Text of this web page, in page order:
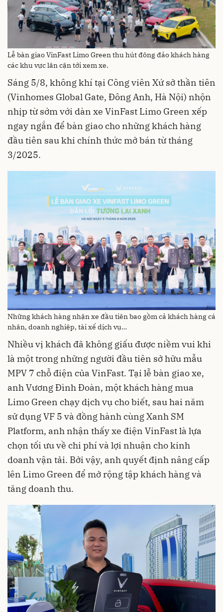
Lễ bàn giao VinFast Limo Green thu hút đông đảo khách hàng
các khu vực lân cận tới xem xe.
Sáng 5/8, không khí tại Công viên Xứ sở thần tiên
(Vinhomes Global Gate, Đông Anh, Hà Nội) nhộn
nhịp từ sớm với dàn xe VinFast Limo Green xếp
ngay ngắn để bàn giao cho những khách hàng
đầu tiên sau khi chính thức mở bán từ tháng
3/2025.
Những khách hàng nhận xe đầu tiên bao gồm cả khách hàng cá
nhân, doanh nghiệp, tài xế dịch vụ…
Nhiều vị khách đã không giấu được niềm vui khi
là một trong những người đầu tiên sở hữu mẫu
MPV 7 chỗ điện của VinFast. Tại lễ bàn giao xe,
anh Vương Đình Đoàn, một khách hàng mua
Limo Green chạy dịch vụ cho biết, sau hai năm
sử dụng VF 5 và đồng hành cùng Xanh SM
Platform, anh nhận thấy xe điện VinFast là lựa
chọn tối ưu về chi phí và lợi nhuận cho kinh
doanh vận tải. Bởi vậy, anh quyết định nâng cấp
lên Limo Green để mở rộng tập khách hàng và
tăng doanh thu.